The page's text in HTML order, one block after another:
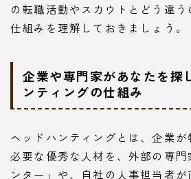
の転職活動やスカウトとどう違
仕組みを理解しておきましょう。
企業や専門家があなたを探
ンティングの仕組み
ヘッドハンティングとは、企業
必要な優秀な人材を、外部の専
ンター」や、自社の人事担当者